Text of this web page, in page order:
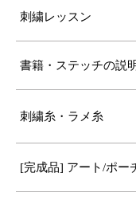
刺繍レッスン
書籍・ステッチの説
刺繍糸・ラメ糸
[完成品] アート/ポー